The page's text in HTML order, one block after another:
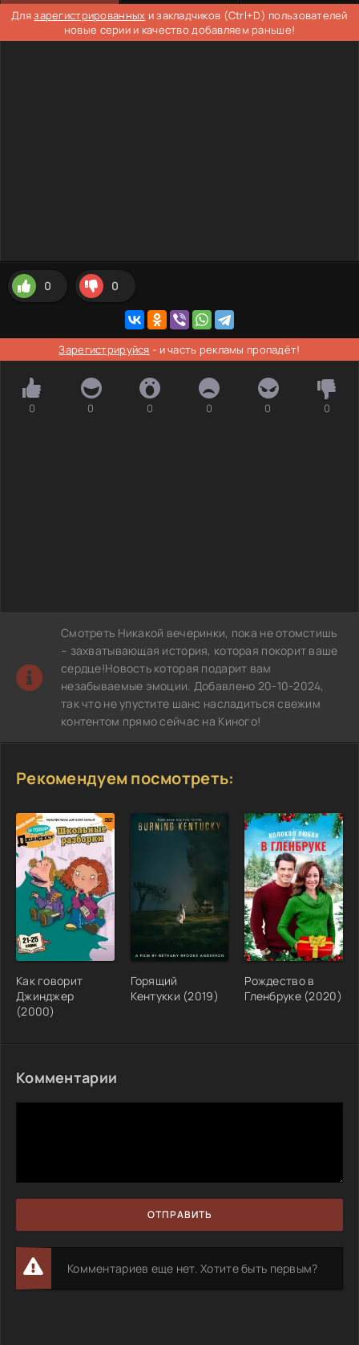
Длязарегистрированных и закладчиков (Ctrl+D) пользователей
новые серии и качество добавляем раньше!
0 0
Зарегистрируйся - и часть рекламы пропадёт!
0 0 0 0 0 0
Смотреть Никакой вечеринки, пока не отомстишь
– захватывающая история, которая покорит ваше
сердце!Новость которая подарит вам
незабываемые эмоции. Добавлено 20-10-2024,
так что не упустите шанс насладиться свежим
контентом прямо сейчас на Киного!
Рекомендуем посмотреть:
Как говорит
Джинджер
(2000)
Горящий
Кентукки (2019)
Рождество в
Гленбруке (2020)
Комментарии
ОТПРАВИТЬ
Комментариев еще нет. Хотите быть первым?